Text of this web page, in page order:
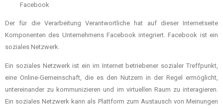
Facebook
Der für die Verarbeitung Verantwortliche hat auf dieser Internetseite
Komponenten des Unternehmens Facebook integriert. Facebook ist ein
soziales Netzwerk.
Ein soziales Netzwerk ist ein im Internet betriebener sozialer Treffpunkt,
eine Online-Gemeinschaft, die es den Nutzern in der Regel ermöglicht,
untereinander zu kommunizieren und im virtuellen Raum zu interagieren.
Ein soziales Netzwerk kann als Plattform zum Austausch von Meinungen